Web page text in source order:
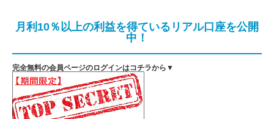
月利10％以上の利益を得ているリアル口座を公開
中！
完全無料の会員ページのログインはコチラから▼